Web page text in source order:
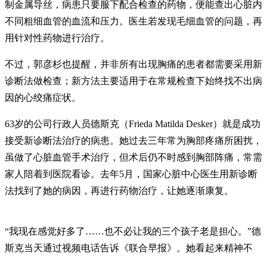
制金属导丝，病患只要服下配合检查的药物，便能查出心脏内
不同粗细血管的血流和压力。医生若发现毛细血管的问题，再
用针对性药物进行治疗。
不过，郭彦杉也提醒，并非所有出现胸痛的患者都需要采用新
诊断法做检查；新方法主要适用于在常规检查下始终找不出病
因的心绞痛症状。
63岁的公司行政人员德斯克（Frieda Matilda Desker）就是成功
接受新诊断法治疗的病患。她过去三年常为胸部疼痛所困扰，
虽做了心脏血管手术治疗，但术后仍不时感到胸部阵痛，常需
家人陪着到医院看诊。去年5月，国家心脏中心医生用新诊断
法找到了她的病因，再进行药物治疗，让她逐渐康复。
“我现在感觉好多了……也不必让我的三个孩子老是担心。”德
斯克当天通过视频电话告诉《联合早报》。她看起来精神不